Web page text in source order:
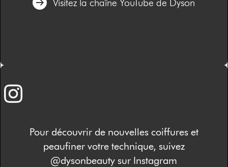
Visitez la chaîne YouTube de Dyson
Pour découvrir de nouvelles coiffures et
peaufiner votre technique, suivez
@dysonbeauty sur Instagram